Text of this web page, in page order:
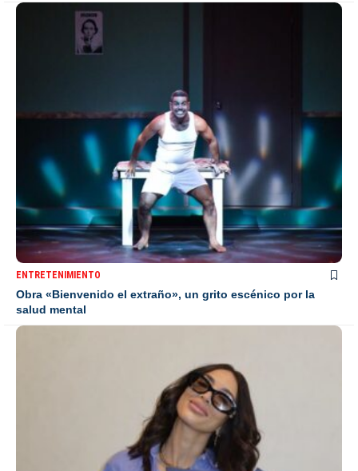
ENTRETENIMIENTO
Obra «Bienvenido el extraño», un grito escénico por la
salud mental